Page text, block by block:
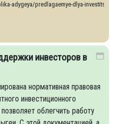
adygeya/predlagaemye-dlya-investitsii-
инвесторов в
нормативная правовая
инвестиционного
облегчить работу